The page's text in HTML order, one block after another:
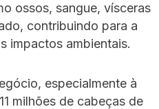
ossos, sangue, vísceras
contribuindo para a
impactos ambientais.
especialmente à
milhões de cabeças de